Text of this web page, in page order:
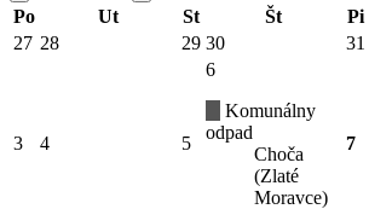
Po
Ut St Št Pi
27 28 29 30 31
3 4 5
6
Komunálny
odpad
Choča
(Zlaté
Moravce)
7